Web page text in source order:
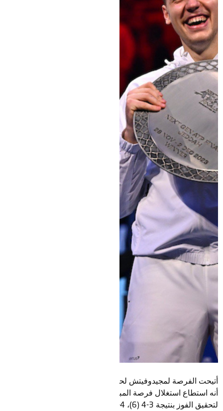
أتيحت الفرصة لمجيدوفيتش لحسم المباراة في أربع مجموعات، إلا
أنه استطاع استغلال فرصة المباراة الثالثة في المجموعة الخامسة